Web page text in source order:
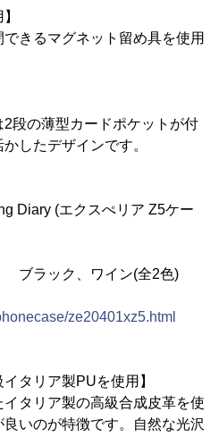
きるマグネット留め具を使用
段の薄型カードポケットが付
したデザインです。
Diary (エクスぺリア Z5ケー
ブラック、ワイン(全2色)
ze20401xz5.html
タリア製PUを使用】
タリア製の高級合成皮革を使
いのが特徴です。自然な光沢